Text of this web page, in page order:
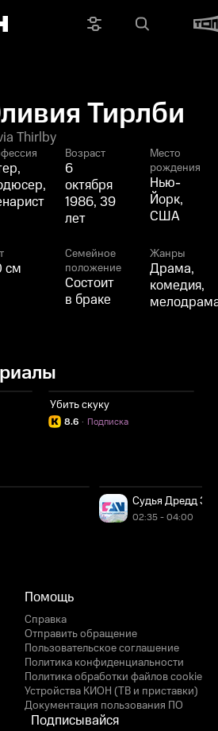
Тирлби
Thirlby
Возраст
6
октября
1986, 39
лет
Место
рождения
Нью-
Йорк,
США
см
Семейное
положение
Состоит
в браке
Жанры
Драма,
комедия,
Убить скуку
8.6 Подписка
·
Судья Дредд 3D
02:35 - 04:00
Помощь
Справка
Отправить обращение
Пользовательское соглашение
Политика конфиденциальности
Политика обработки файлов cookie
Устройства КИОН (ТВ и приставки)
Документация пользования ПО
Подписывайся